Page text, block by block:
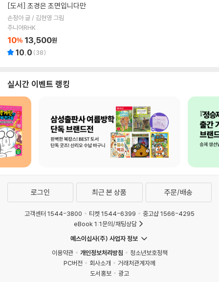
[도서] 초경은 초면입니다만
손정아 글 / 김현영 그림
주니어RHK
10% 13,500원
10.0 (38)
실시간 이벤트 랭킹
로그인 최근 본 상품 주문/배송
고객센터 1544-3800 티켓 1544-6399
중고샵 1566-4295
eBook 1:1문의/채팅상담
예스이십사(주) 사업자 정보
이용약관
개인정보처리방침
청소년보호정책
PC버전
회사소개
거래처관계자께
도서홍보
광고